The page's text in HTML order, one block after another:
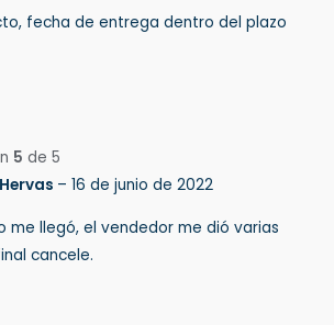
fecha de entrega dentro del plazo
5 de 5
– 16 de junio de 2022
me llegó, el vendedor me dió varias
cancele.